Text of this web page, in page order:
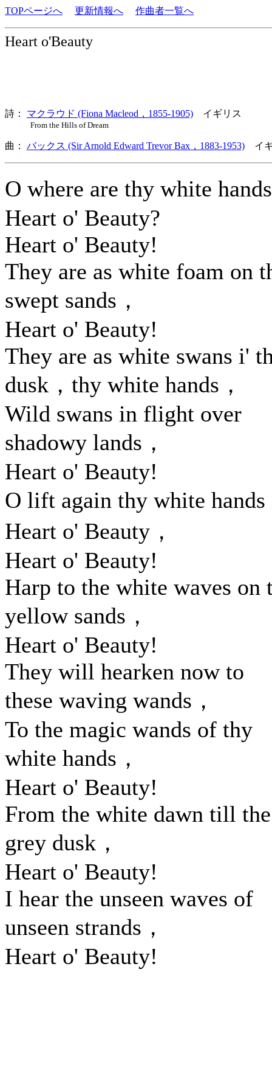
TOPページへ 更新情報へ 作曲者一覧へ
Heart o'Beauty
詩： マクラウド (Fiona Macleod，1855-1905) イギリス
From the Hills of Dream
曲： バックス (Sir Arnold Edward Trevor Bax，1883-1953) イ
O where are thy white
Heart o' Beauty?
Heart o' Beauty!
They are as white foam on
swept sands，
Heart o' Beauty!
They are as white swans i'
dusk，thy white hands，
Wild swans in flight over
shadowy lands，
Heart o' Beauty!
O lift again thy white hands
Heart o' Beauty，
Heart o' Beauty!
Harp to the white waves on
yellow sands，
Heart o' Beauty!
They will hearken now to
these waving wands，
To the magic wands of thy
white hands，
Heart o' Beauty!
From the white dawn till the
grey dusk，
Heart o' Beauty!
I hear the unseen waves of
unseen strands，
Heart o' Beauty!